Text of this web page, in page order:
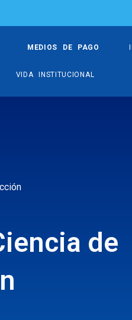
MEDIOS DE PAGO
VIDA INSTITUCIONAL
de